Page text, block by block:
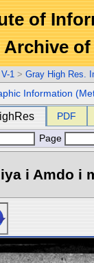
of
V-1 > Gray High Res.
Information
PDF
Page
i Amdo i